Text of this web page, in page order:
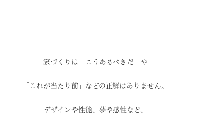
家づくりは「こうあるべきだ」や
「これが当たり前」などの正解はありません。
デザインや性能、夢や感性など、